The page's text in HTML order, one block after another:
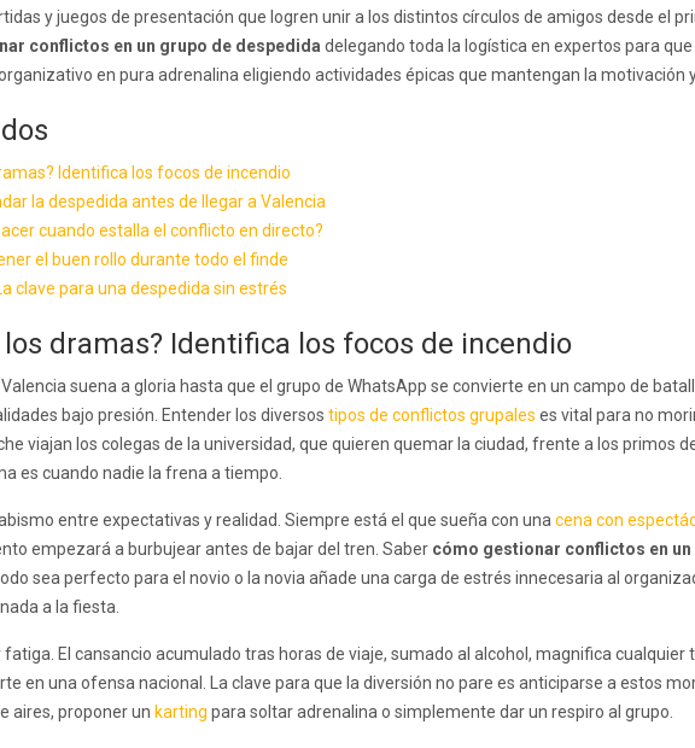
y juegos de presentación que logren unir a los distintos círculos de amigos desde el
conflictos en un grupo de despedida delegando toda la logística en expertos para
en pura adrenalina eligiendo actividades épicas que mantengan la motivación
Identifica los focos de incendio
la despedida antes de llegar a Valencia
cuando estalla el conflicto en directo?
el buen rollo durante todo el finde
clave para una despedida sin estrés
dramas? Identifica los focos de incendio
suena a gloria hasta que el grupo de WhatsApp se convierte en un campo de
bajo presión. Entender los diversos tipos de conflictos grupales es vital para no
viajan los colegas de la universidad, que quieren quemar la ciudad, frente a los primos
es cuando nadie la frena a tiempo.
entre expectativas y realidad. Siempre está el que sueña con unacena con
empezará a burbujear antes de bajar del tren. Saber cómo gestionar conflictos en
sea perfecto para el novio o la novia añade una carga de estrés innecesaria al
a la fiesta.
El cansancio acumulado tras horas de viaje, sumado al alcohol, magnifica
en una ofensa nacional. La clave para que la diversión no pare es anticiparse a estos
aires, proponer un karting para soltar adrenalina o simplemente dar un respiro al grupo.